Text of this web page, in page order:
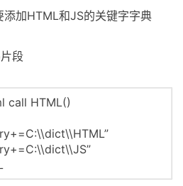
加HTML和JS的关键字字典
段
call HTML()